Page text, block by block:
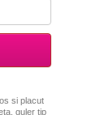
si placut
guler tip